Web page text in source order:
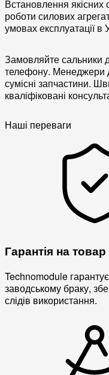
Встановлення якісних
роботи силових
умовах експлуатації в
Замовляйте сальники
телефону. Менеджери
сумісні запчастини.
кваліфіковані
Наші переваги
Гарантія на товар
Technomodule
заводському браку,
слідів використання.